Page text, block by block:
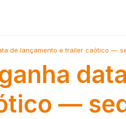
de lançamento e trailer caótico —
—